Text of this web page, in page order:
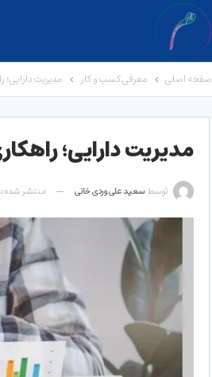
صفحه اصلی معرفی کسب و کار مدیریت
مدیریت دارایی؛
توسط سعید علی وردی خانی منتشر شده